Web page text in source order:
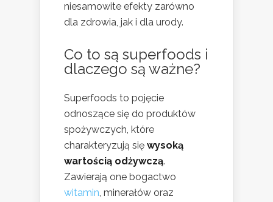
niesamowite efekty zarówno
dla zdrowia, jak i dla urody.
Co to są superfoods i
dlaczego są ważne?
Superfoods to pojęcie
odnoszące się do produktów
spożywczych, które
charakteryzują się wysoką
wartością odżywczą.
Zawierają one bogactwo
witamin, minerałów oraz